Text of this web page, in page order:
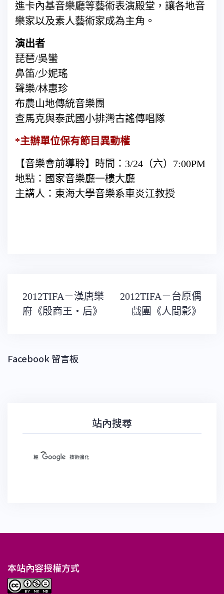
進卡內基音樂廳等藝術表演殿堂，讓各地音
樂家以及素人藝術家成為主角。
演出者
琵琶/吳蠻
鼻笛/少妮瑤
聲樂/林惠珍
布農山地傳統音樂團
查馬克與泰武國小排灣古謠傳唱隊
*主辦單位保有節目異動權
【音樂會前導聆】時間：3/24（六）7:00PM
地點：國家音樂廳一樓大廳
主講人：東海大學音樂系車炎江教授
文
章
導
2012TIFA－漢唐樂
府《殷商王‧后》
2012TIFA－台原偶
戲團《人間影》
Facebook 留言板
站內搜尋
本站內容授權方式